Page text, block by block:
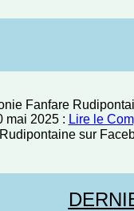
Fanfare
mai 2025 : Lire le
sur